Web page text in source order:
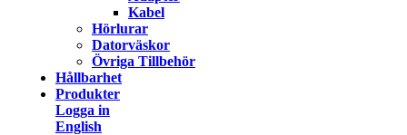
Kabel
Hörlurar
Datorväskor
Övriga Tillbehör
Hållbarhet
Produkter
Logga in
English